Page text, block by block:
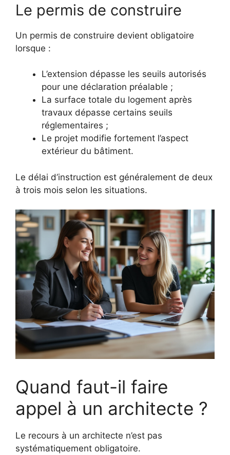
Le permis de construire
Un permis de construire devient obligatoire
lorsque :
L’extension dépasse les seuils autorisés
pour une déclaration préalable ;
La surface totale du logement après
travaux dépasse certains seuils
réglementaires ;
Le projet modifie fortement l’aspect
extérieur du bâtiment.
Le délai d’instruction est généralement de deux
à trois mois selon les situations.
Quand faut-il faire
appel à un architecte ?
Le recours à un architecte n’est pas
systématiquement obligatoire.